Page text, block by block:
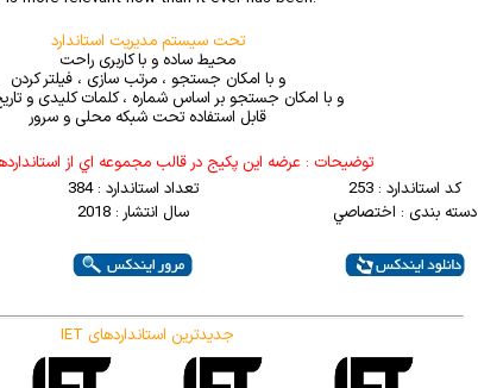
تحت سیستم مدیریت استاندارد
محیط ساده و با کاربری راحت
و با امکان جستجو ، مرتب سازی ، فیلتر کردن
و با امکان جستجو بر اساس شماره ، کلمات کلیدی و
قابل استفاده تحت شبکه محلی و سرور
توضيحات : عرضه اين پکيج در قالب مجموعه اي از
تعداد استاندارد : 384
کد استاندارد : 253
سال انتشار : 2018 دسته بندی : اختصاصي
IET جدیدترین استانداردهای